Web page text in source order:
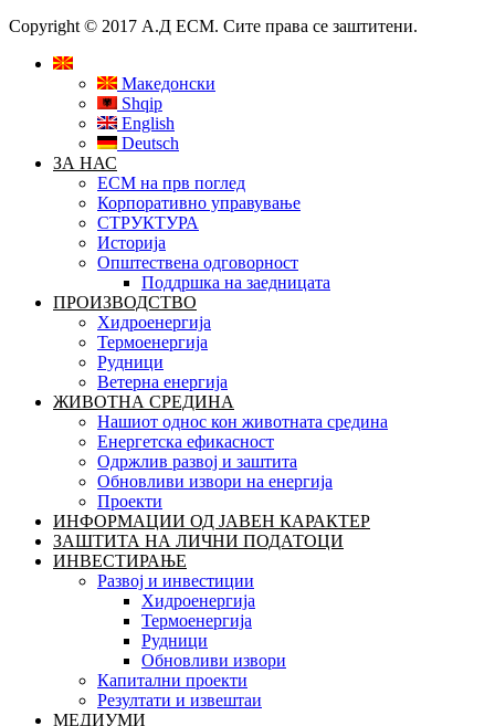
Copyright © 2017 А.Д ЕСМ. Сите права се заштитени.
Македонски
Shqip
English
Deutsch
ЗА НАС
ЕСМ на прв поглед
Корпоративно управување
СТРУКТУРА
Историја
Општествена одговорност
Поддршка на заедницата
ПРОИЗВОДСТВО
Хидроенергија
Термоенергија
Рудници
Ветерна енергија
ЖИВОТНА СРЕДИНА
Нашиот однос кон животната средина
Енергетска ефикасност
Одржлив развој и заштита
Обновливи извори на енергија
Проекти
ИНФОРМАЦИИ ОД ЈАВЕН КАРАКТЕР
ЗАШТИТА НА ЛИЧНИ ПОДАТОЦИ
ИНВЕСТИРАЊЕ
Развој и инвестиции
Хидроенергија
Термоенергија
Рудници
Обновливи извори
Капитални проекти
Резултати и извештаи
МЕДИУМИ